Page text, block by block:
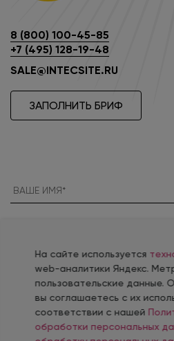
8 (800) 100-45-85
+7 (495) 128-19-48
SALE@INTECSITE.RU
ЗАПОЛНИТЬ БРИФ
На сайте используется
web-аналитики Яндекс.
пользовательские данные.
вы соглашаетесь с их
соответствии с нашей
обработки персональных